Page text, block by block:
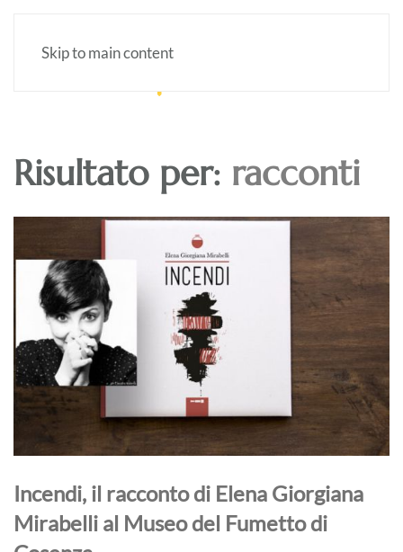
Skip to main content
Risultato per: racconti
Incendi, il racconto di Elena Giorgiana
Mirabelli al Museo del Fumetto di